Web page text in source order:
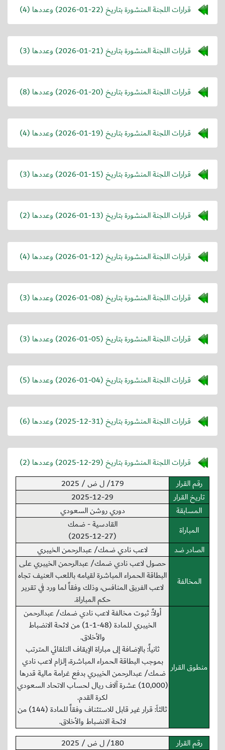
قرارات اللجنة المنشورة بتاريخ (2026-01-22) وعددها (4)
قرارات اللجنة المنشورة بتاريخ (2026-01-21) وعددها (3)
قرارات اللجنة المنشورة بتاريخ (2026-01-20) وعددها (8)
قرارات اللجنة المنشورة بتاريخ (2026-01-19) وعددها (4)
قرارات اللجنة المنشورة بتاريخ (2026-01-15) وعددها (3)
قرارات اللجنة المنشورة بتاريخ (2026-01-13) وعددها (2)
قرارات اللجنة المنشورة بتاريخ (2026-01-12) وعددها (4)
قرارات اللجنة المنشورة بتاريخ (2026-01-08) وعددها (3)
قرارات اللجنة المنشورة بتاريخ (2026-01-05) وعددها (3)
قرارات اللجنة المنشورة بتاريخ (2026-01-04) وعددها (5)
قرارات اللجنة المنشورة بتاريخ (2025-12-31) وعددها (6)
قرارات اللجنة المنشورة بتاريخ (2025-12-29) وعددها (2)
رقم القرار
179/ ل ض / 2025
تاريخ القرار
2025-12-29
المسابقة
دوري روشن السعودي
المباراة
القادسية - ضمك
(2025-12-27)
الصادر ضد
لاعب نادي ضمك/ عبدالرحمن الخيبري
المخالفة
حصول لاعب نادي ضمك/ عبدالرحمن الخيبري على
البطاقة الحمراء المباشرة لقيامه باللعب العنيف تجاه
لاعب الفريق المنافس، وذلك وفقاً لما ورد في تقرير
حكم المباراة.
منطوق القرار
أولاً: ثبوت مخالفة لاعب نادي ضمك/ عبدالرحمن
الخيبري للمادة (48-1-1) من لائحة الانضباط
والأخلاق.
ثانياً: بالإضافة إلى مباراة الإيقاف التلقائي المترتب
بموجب البطاقة الحمراء المباشرة، إلزام لاعب نادي
ضمك/ عبدالرحمن الخيبري بدفع غرامة مالية قدرها
(10,000) عشرة آلاف ريال لحساب الاتحاد السعودي
لكرة القدم.
ثالثاَ: قرار غير قابل للاستئناف وفقاً للمادة (144) من
لائحة الانضباط والأخلاق.
رقم القرار
180/ ل ض / 2025